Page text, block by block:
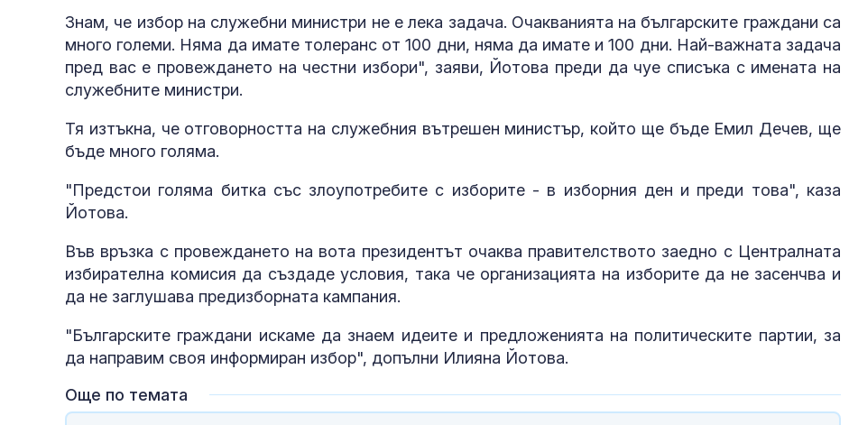
Знам, че избор на служебни министри не е лека задача. Очакванията на българските граждани са
много големи. Няма да имате толеранс от 100 дни, няма да имате и 100 дни. Най-важната задача
пред вас е провеждането на честни избори", заяви, Йотова преди да чуе списъка с имената на
служебните министри.
Тя изтъкна, че отговорността на служебния вътрешен министър, който ще бъде Емил Дечев, ще
бъде много голяма.
"Предстои голяма битка със злоупотребите с изборите - в изборния ден и преди това", каза
Йотова.
Във връзка с провеждането на вота президентът очаква правителството заедно с Централната
избирателна комисия да създаде условия, така че организацията на изборите да не засенчва и
да не заглушава предизборната кампания.
"Българските граждани искаме да знаем идеите и предложенията на политическите партии, за
да направим своя информиран избор", допълни Илияна Йотова.
Още по темата
В Кричим събират пари
за съдебните разходи
на убития Георги
Над 20 000 евакуирани
техника се включиха в
гасенето на пожара
край Бобошево
дрона: Не изключвам
руска операция под
Топлинен удар и
дехидратация при
кърмачета: какво
Кървене след секс –
бебета по света са
изключително
кърмени през първите
костите с напредване